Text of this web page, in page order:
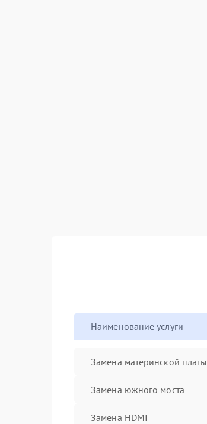
Наименование услуги
Замена материнской платы
Замена южного моста
Замена HDMI